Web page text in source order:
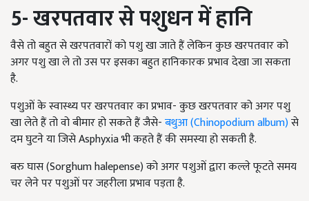
5-खरपतवार से पशुधन में हानि
वैसे तो बहुत से खरपतवारों को पशु खा जाते हैं लेकिन कुछ खरपतवार को
अगर पशु खा ले तो उस पर इसका बहुत हानिकारक प्रभाव देखा जा सकता
है.
पशुओं के स्वास्थ्य पर खरपतवार का प्रभाव- कुछ खरपतवार को अगर पशु
खा लेते हैं तो वो बीमार हो सकते हैं जैसे-बथुआ (Chinopodium album)से
दम घुटने या जिसे Asphyxia भी कहते हैं की समस्या हो सकती है.
बरु घास (Sorghum halepense) को अगर पशुओं द्वारा कल्ले फूटते समय
चर लेने पर पशुओं पर जहरीला प्रभाव पड़ता है.